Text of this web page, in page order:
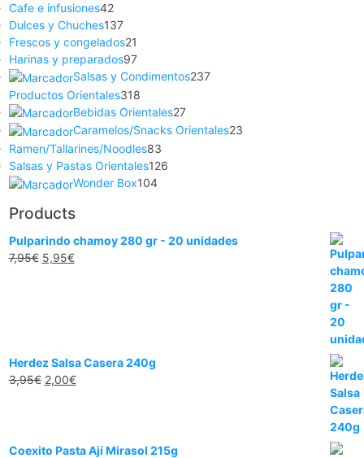
Cafe e infusiones42
Dulces y Chuches137
Frescos y congelados21
Harinas y preparados97
Salsas y Condimentos237
Productos Orientales318
Bebidas Orientales27
Caramelos/Snacks Orientales23
Ramen/Tallarines/Noodles83
Salsas y Pastas Orientales126
Wonder Box104
Products
Pulparindo chamoy 280 gr - 20 unidades
7,95€ 5,95€
Herdez Salsa Casera 240g
3,95€ 2,00€
Coexito Pasta Ají Mirasol 215g